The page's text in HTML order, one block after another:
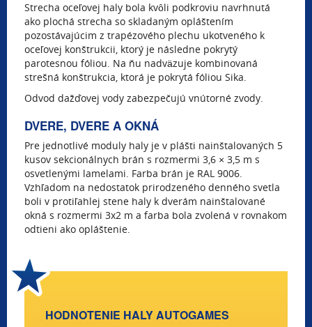
Strecha oceľovej haly bola kvôli podkroviu navrhnutá
ako plochá strecha so skladaným opláštením
pozostávajúcim z trapézového plechu ukotveného k
oceľovej konštrukcii, ktorý je následne pokrytý
parotesnou fóliou. Na ňu nadväzuje kombinovaná
strešná konštrukcia, ktorá je pokrytá fóliou Sika.
Odvod dažďovej vody zabezpečujú vnútorné zvody.
DVERE, DVERE A OKNÁ
Pre jednotlivé moduly haly je v plášti nainštalovaných 5
kusov sekcionálnych brán s rozmermi 3,6 × 3,5 m s
osvetlenými lamelami. Farba brán je RAL 9006.
Vzhľadom na nedostatok prirodzeného denného svetla
boli v protiľahlej stene haly k dverám nainštalované
okná s rozmermi 3x2 m a farba bola zvolená v rovnakom
odtieni ako opláštenie.
HODNOTENIE HALY AUTOGAMES